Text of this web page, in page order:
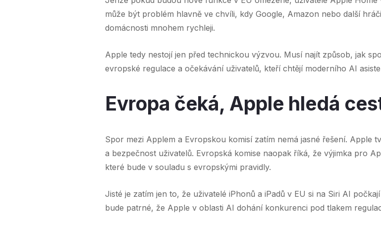
může být problém hlavně ve chvíli, kdy Google, Amazon nebo další
domácnosti mnohem rychleji.
Apple tedy nestojí jen před technickou výzvou. Musí najít způsob, jak
evropské regulace a očekávání uživatelů, kteří chtějí moderního AI
Evropa čeká, Apple hledá
Spor mezi Applem a Evropskou komisí zatím nemá jasné řešení.
a bezpečnost uživatelů. Evropská komise naopak říká, že výjimka pro
které bude v souladu s evropskými pravidly.
Jisté je zatím jen to, že uživatelé iPhonů a iPadů v EU si na Siri AI
bude patrné, že Apple v oblasti AI dohání konkurenci pod tlakem